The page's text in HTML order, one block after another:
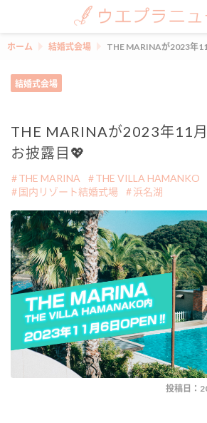
ホーム 結婚式会場 THE MARINAが2023年
結婚式会場
THE MARINAが2023年11
お披露目💖
THE MARINA
THE VILLA HAMANKO
国内リゾート結婚式場
浜名湖
投稿日：